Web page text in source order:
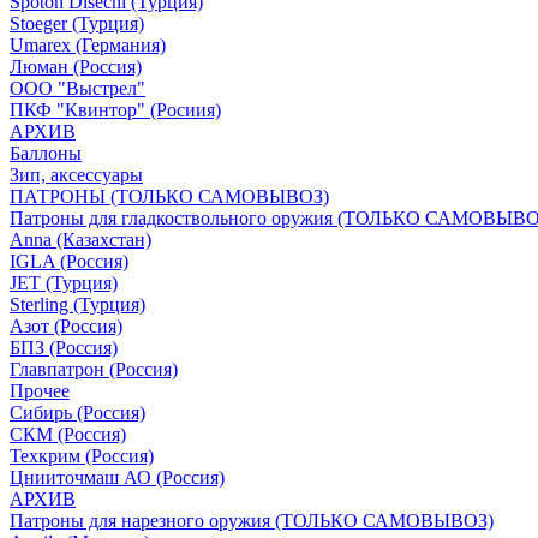
Stoeger (Турция)
Umarex (Германия)
Люман (Россия)
ООО "Выстрел"
ПКФ "Квинтор" (Росиия)
АРХИВ
Баллоны
Зип, аксессуары
ПАТРОНЫ (ТОЛЬКО САМОВЫВОЗ)
Патроны для гладкоствольного оружия (ТОЛЬКО
Anna (Казахстан)
IGLA (Россия)
JET (Турция)
Sterling (Турция)
Азот (Россия)
БПЗ (Россия)
Главпатрон (Россия)
Прочее
Сибирь (Россия)
СКМ (Россия)
Техкрим (Россия)
Цнииточмаш АО (Россия)
АРХИВ
Патроны для нарезного оружия (ТОЛЬКО САМОВЫВОЗ)